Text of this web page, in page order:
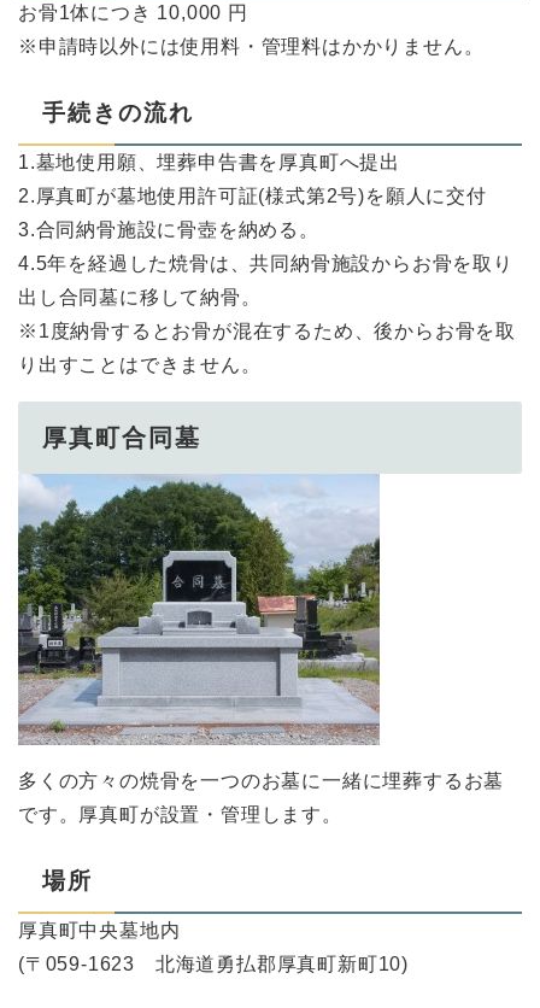
お骨1体につき 10,000 円
※申請時以外には使用料・管理料はかかりません。
手続きの流れ
1.墓地使用願、埋葬申告書を厚真町へ提出
2.厚真町が墓地使用許可証(様式第2号)を願人に交付
3.合同納骨施設に骨壺を納める。
4.5年を経過した焼骨は、共同納骨施設からお骨を取り
出し合同墓に移して納骨。
※1度納骨するとお骨が混在するため、後からお骨を取
り出すことはできません。
厚真町合同墓
多くの方々の焼骨を一つのお墓に一緒に埋葬するお墓
です。厚真町が設置・管理します。
場所
厚真町中央墓地内
(〒059-1623 北海道勇払郡厚真町新町10)